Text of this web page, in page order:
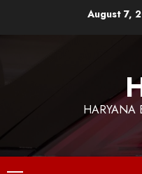
August 7,
HARYANA